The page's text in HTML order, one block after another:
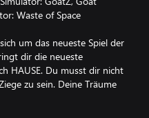
Waste of Space
um das neueste Spiel der
dir die neueste
HAUSE. Du musst dir nicht
zu sein. Deine Träume